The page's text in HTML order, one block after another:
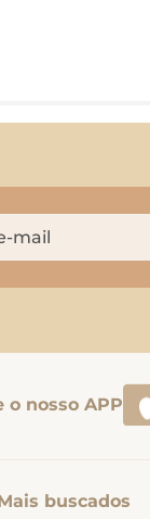
o nosso APP
buscados